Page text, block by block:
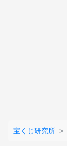
宝くじ研究所